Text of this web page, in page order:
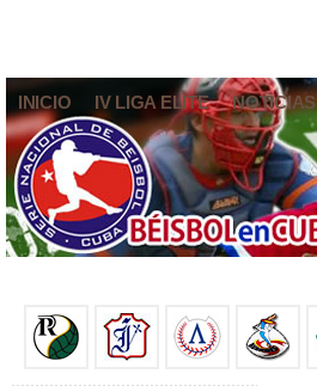
INICIO IV LIGA ELITE NOTICIAS